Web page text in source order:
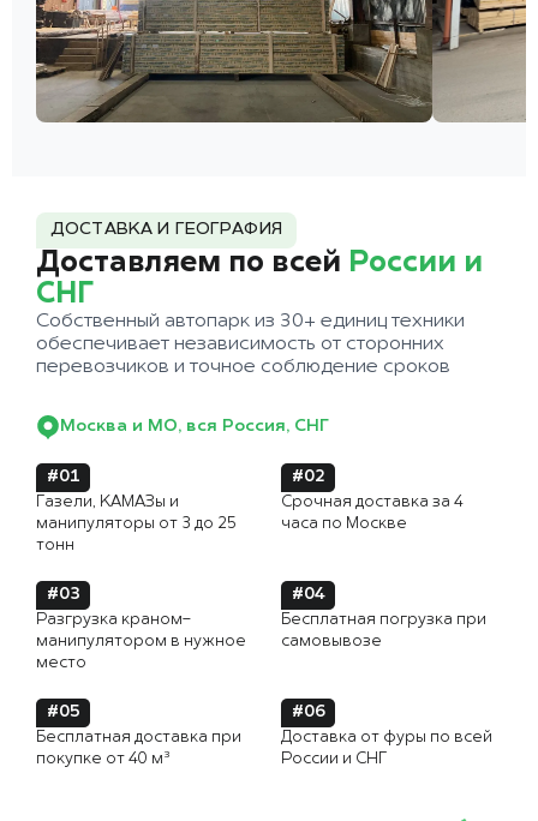
ДОСТАВКА И ГЕОГРАФИЯ
Доставляем по всей России и
СНГ
Собственный автопарк из 30+ единиц техники
обеспечивает независимость от сторонних
перевозчиков и точное соблюдение сроков
Москва и МО, вся Россия, СНГ
#01
Газели, КАМАЗы и
манипуляторы от 3 до 25
тонн
#02
Срочная доставка за 4
часа по Москве
#03
Разгрузка краном-
манипулятором в нужное
место
#04
Бесплатная погрузка при
самовывозе
#05
Бесплатная доставка при
покупке от 40 м³
#06
Доставка от фуры по всей
России и СНГ